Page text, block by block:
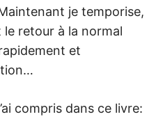
je temporise,
le retour à la normal
et
compris dans ce livre: